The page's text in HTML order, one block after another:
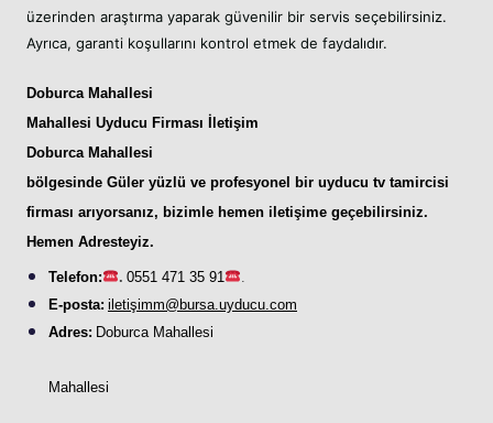
üzerinden araştırma yaparak güvenilir bir servis seçebilirsiniz.
Ayrıca, garanti koşullarını kontrol etmek de faydalıdır.
Doburca Mahallesi
Mahallesi Uyducu Firması İletişim
Doburca Mahallesi
bölgesinde Güler yüzlü ve profesyonel bir uyducu tv tamircisi
firması arıyorsanız, bizimle hemen iletişime geçebilirsiniz.
Hemen Adresteyiz.
Telefon: . 0551 471 35 91
E-posta: iletişimm@bursa. uyducu .com
Adres: Doburca Mahallesi
Mahallesi